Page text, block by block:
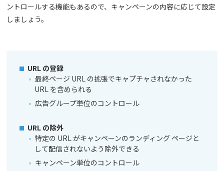
ントロールする機能もあるので、キャンペーンの内容に応じて設定
しましょう。
URL の登録
最終ページ URL の拡張でキャプチャされなかった
URL を含められる
広告グループ単位のコントロール
URL の除外
特定の URL がキャンペーンのランディング ページと
して配信されないよう除外できる
キャンペーン単位のコントロール